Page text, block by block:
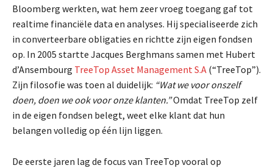
Bloomberg werkten, wat hem zeer vroeg toegang gaf tot
realtime financiële data en analyses. Hij specialiseerde zich
in converteerbare obligaties en richtte zijn eigen fondsen
op. In 2005 startte Jacques Berghmans samen met Hubert
d’Ansembourg TreeTop Asset Management S.A (“TreeTop”).
Zijn filosofie was toen al duidelijk: “Wat we voor onszelf
doen, doen we ook voor onze klanten.”Omdat TreeTop zelf
in de eigen fondsen belegt, weet elke klant dat hun
belangen volledig op één lijn liggen.
De eerste jaren lag de focus van TreeTop vooral op